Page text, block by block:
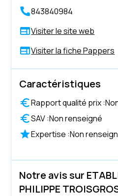
843840984
Visiter le site web
Visiter la fiche Pappers
Caractéristiques
Rapport qualité prix :
SAV :Non renseigné
Expertise :Non
Notre avis sur
PHILIPPE